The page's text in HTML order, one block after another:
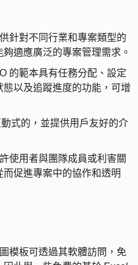
針對不同行業和專案類型的
適應廣泛的專案管理需求。
的範本具有任務分配、設定
以及追蹤進度的功能，可增
式的，並提供用戶友好的介
使用者與團隊成員或利害關
促進專案中的協作和透明
模板可透過其軟體訪問，免